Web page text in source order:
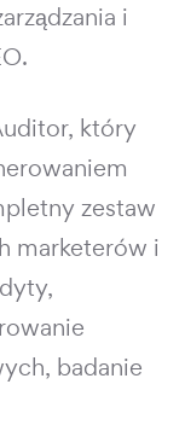
i
który
zestaw
marketerów i
badanie